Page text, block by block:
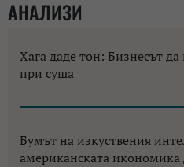
АНАЛИЗИ
Хага даде тон: Бизнесът
при суша
Бумът на изкуствения
американската икономика